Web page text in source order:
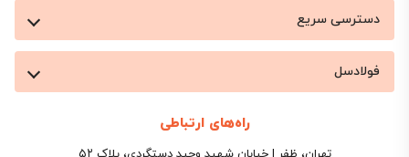
لیست قیمت روز انواع تیرآهن
پیش‌از آنکه سراغ جزئیات فنی برویم، برای بسیاری از
خریدارانی که به‌دنبال قیمت روز تیرآهن هستند، دانستن
دسترسی سریع
فولادسل
راه‌های ارتباطی